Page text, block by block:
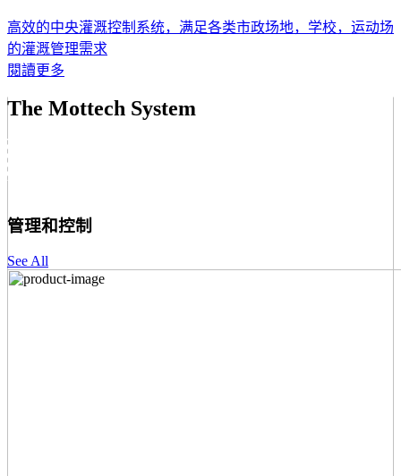
高效的中央灌溉控制系统，满足各类市政场地，学校，运动场
的灌溉管理需求
閱讀更多
The Mottech System
管理和控制
See All